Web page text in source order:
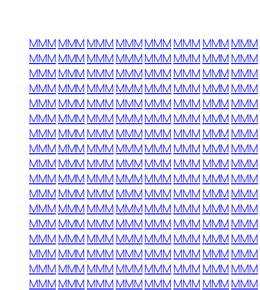
MMM MMM MMM MMMMMM MMM MMM MMM
MMM MMM MMM MMMMMM MMM MMM MMM
MMM MMM MMM MMMMMM MMM MMM MMM
MMM MMM MMM MMMMMM MMM MMM MMM
MMM MMM MMM MMMMMM MMM MMM MMM
MMM MMM MMM MMMMMM MMM MMM MMM
MMM MMM MMM MMMMMM MMM MMM MMM
MMM MMM MMM MMMMMM MMM MMM MMM
MMM MMM MMM MMMMMM MMM MMM MMM
MMM MMM MMM MMMMMM MMM MMM MMM
MMM MMM MMM MMMMMM MMM MMM MMM
MMM MMM MMM MMMMMM MMM MMM MMM
MMM MMM MMM MMMMMM MMM MMM MMM
MMM MMM MMM MMMMMM MMM MMM MMM
MMM MMM MMM MMMMMM MMM MMM MMM
MMM MMM MMM MMMMMM MMM MMM MMM
MMM MMM MMM MMMMMM MMM MMM MMM